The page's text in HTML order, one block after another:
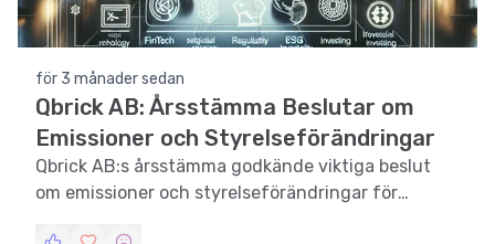
för 3 månader sedan
Qbrick AB: Årsstämma Beslutar om
Emissioner och Styrelseförändringar
Qbrick AB:s årsstämma godkände viktiga beslut
om emissioner och styrelseförändringar för